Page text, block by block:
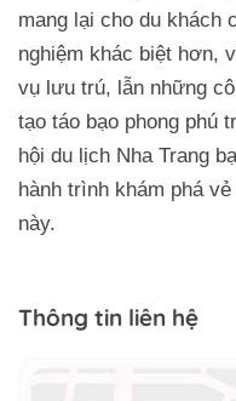
mang lại cho du khách
nghiệm khác biệt hơn,
vụ lưu trú, lẫn những
tạo táo bạo phong phú
hội du lịch Nha Trang
hành trình khám phá
này.
Thông tin liên hệ